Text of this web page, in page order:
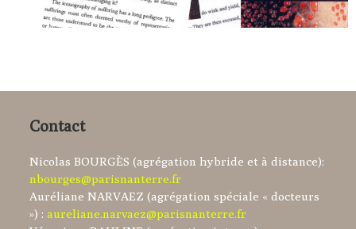
Contact
Nicolas BOURGÈS (agrégation hybride et à distance):
nbourges@parisnanterre.fr
Auréliane NARVAEZ (agrégation spéciale « docteurs
») :aureliane.narvaez@parisnanterre.fr